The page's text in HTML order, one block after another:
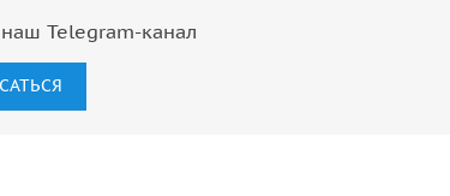
Telegram-канал